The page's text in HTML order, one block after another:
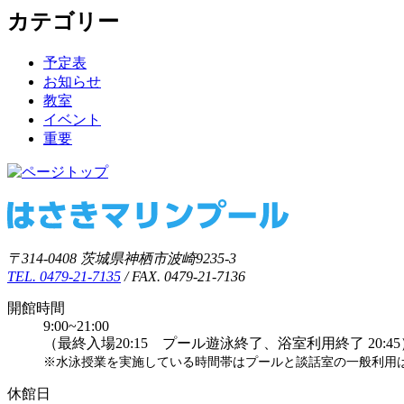
カテゴリー
予定表
お知らせ
教室
イベント
重要
〒314-0408 茨城県神栖市波崎9235-3
TEL. 0479-21-7135/ FAX. 0479-21-7136
開館時間
9:00~21:00
（最終入場20:15 プール遊泳終了、浴室利用終了 20:45
※水泳授業を実施している時間帯はプールと談話室の一般利用
休館日